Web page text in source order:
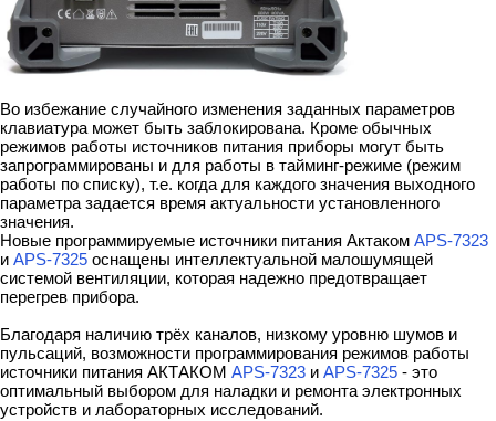
Во избежание случайного изменения заданных параметров
клавиатура может быть заблокирована. Кроме обычных
режимов работы источников питания приборы могут быть
запрограммированы и для работы в тайминг-режиме (режим
работы по списку), т.е. когда для каждого значения выходного
параметра задается время актуальности установленного
значения.
Новые программируемые источники питания Актаком APS-7323
и APS-7325 оснащены интеллектуальной малошумящей
системой вентиляции, которая надежно предотвращает
перегрев прибора.
Благодаря наличию трёх каналов, низкому уровню шумов и
пульсаций, возможности программирования режимов работы
источники питания АКТАКОМ APS-7323 и APS-7325 - это
оптимальный выбором для наладки и ремонта электронных
устройств и лабораторных исследований.